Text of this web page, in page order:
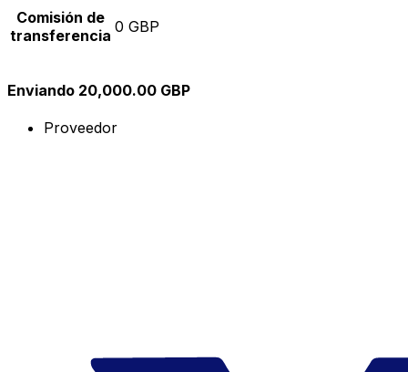
Comisión de
transferencia 0 GBP
Enviando 20,000.00 GBP
Proveedor